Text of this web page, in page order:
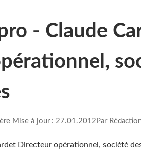
pro - Claude
Mise à jour : 27.01.2012Par